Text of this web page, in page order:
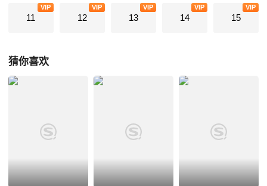
11
VIP
12
VIP
13
VIP
14
VIP
15
VIP
猜你喜欢